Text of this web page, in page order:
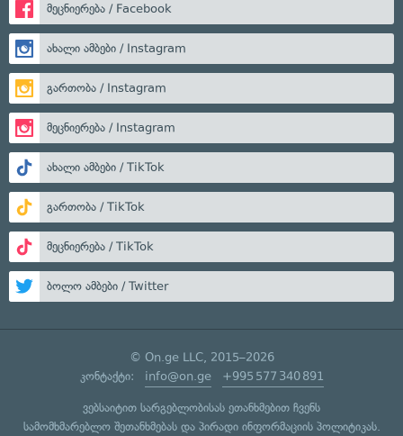
მეცნიერება / Facebook
ახალი ამბები / Instagram
გართობა / Instagram
მეცნიერება / Instagram
ახალი ამბები / TikTok
გართობა / TikTok
მეცნიერება / TikTok
ბოლო ამბები / Twitter
© On.ge LLC, 2015–2026
კონტაქტი: info@on.ge +995 577 340 891
ვებსაიტით სარგებლობისას ეთანხმებით ჩვენს
სამომხმარებლო შეთანხმებასდა პირადი ინფორმაციის პოლიტიკას.